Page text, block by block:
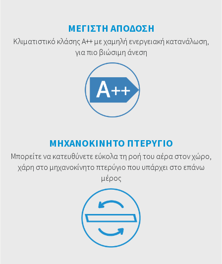
ΜΕΓΙΣΤΗ ΑΠΟΔΟΣΗ
Κλιματιστικό κλάσης A++ με χαμηλή ενεργειακή κατανάλωση,
για πιο βιώσιμη άνεση
ΜΗΧΑΝΟΚΙΝΗΤΟ ΠΤΕΡΥΓΙΟ
Μπορείτε να κατευθύνετε εύκολα τη ροή του αέρα στον χώρο,
χάρη στο μηχανοκίνητο πτερύγιο που υπάρχει στο επάνω
μέρος